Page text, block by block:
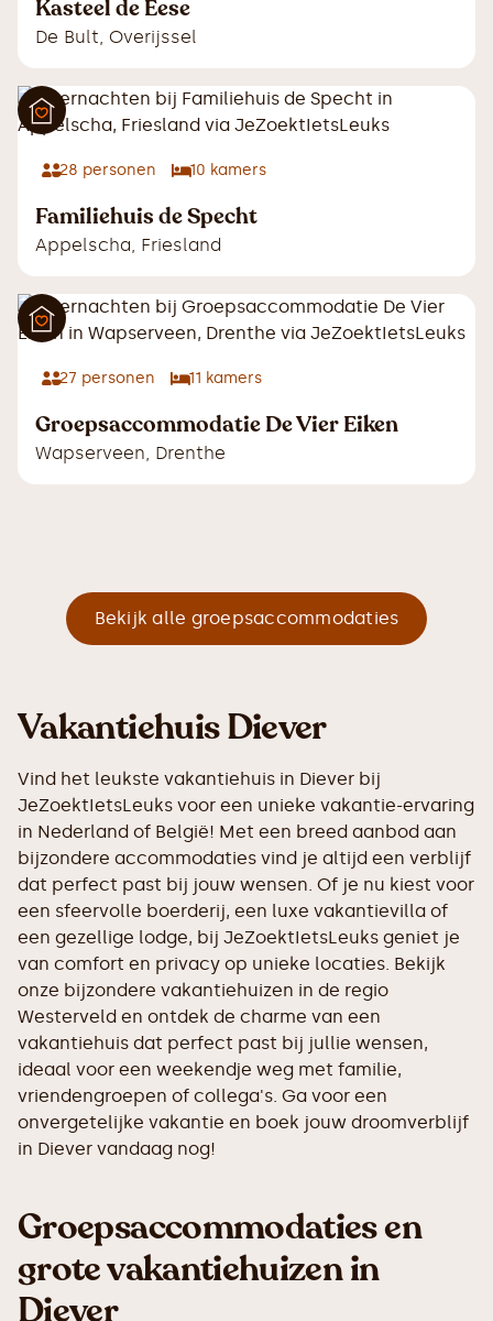
Kasteel de Eese
De Bult, Overijssel
28 personen 10 kamers
Familiehuis de Specht
Appelscha, Friesland
27 personen 11 kamers
Groepsaccommodatie De Vier Eiken
Wapserveen, Drenthe
Bekijk alle groepsaccommodaties
Vakantiehuis Diever
Vind het leukste vakantiehuis in Diever bij
JeZoektIetsLeuks voor een unieke vakantie-ervaring
in Nederland of België! Met een breed aanbod aan
bijzondere accommodaties vind je altijd een verblijf
dat perfect past bij jouw wensen. Of je nu kiest voor
een sfeervolle boerderij, een luxe vakantievilla of
een gezellige lodge, bij JeZoektIetsLeuks geniet je
van comfort en privacy op unieke locaties. Bekijk
onze bijzondere vakantiehuizen in de regio
Westerveld en ontdek de charme van een
vakantiehuis dat perfect past bij jullie wensen,
ideaal voor een weekendje weg met familie,
vriendengroepen of collega's. Ga voor een
onvergetelijke vakantie en boek jouw droomverblijf
in Diever vandaag nog!
Groepsaccommodaties en
grote vakantiehuizen in
Diever